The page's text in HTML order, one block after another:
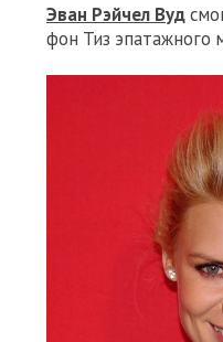
Эван Рэйчел Вуд
фон Тиз эпатажного